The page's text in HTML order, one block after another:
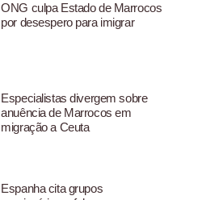
ONG culpa Estado de Marrocos
por desespero para imigrar
Especialistas divergem sobre
anuência de Marrocos em
migração a Ceuta
Espanha cita grupos